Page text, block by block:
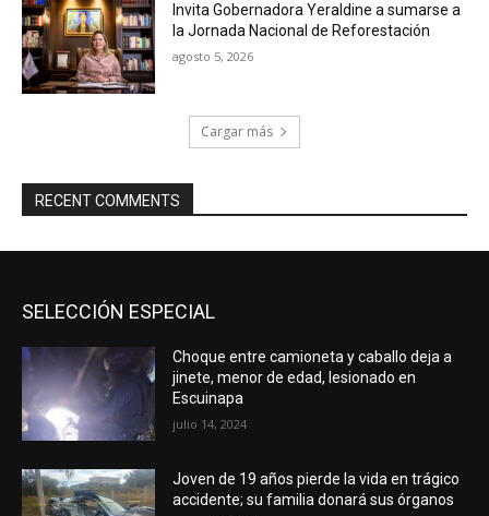
Invita Gobernadora Yeraldine a sumarse a
la Jornada Nacional de Reforestación
agosto 5, 2026
Cargar más
RECENT COMMENTS
SELECCIÓN ESPECIAL
Choque entre camioneta y caballo deja a
jinete, menor de edad, lesionado en
Escuinapa
julio 14, 2024
Joven de 19 años pierde la vida en trágico
accidente; su familia donará sus órganos